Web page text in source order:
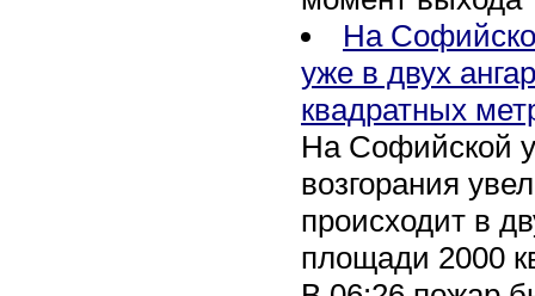
На
уже в двух
квадратных
На Софийской
возгорания
происходит в
площади 2000